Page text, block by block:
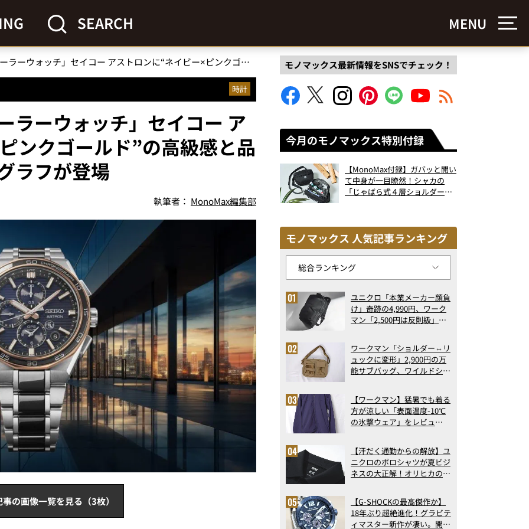
SEARCH MENU
「プレミアムなGPSソーラーウォッチ」セイコー アストロンに“ネイビー×ピンクゴールド”の高級感と品格を備えた限定クロノグラフが登場
時計
ラーウォッチ」セイコー ア
ンクゴールド”の高級感と品
ラフが登場
執筆者： MonoMax編集部
の画像一覧を見る（3枚）
モノマックス最新情報をSNSでチェック！
今月のモノマックス特別付録
【MonoMax付録】ガバッと開い
て中身が一目瞭然！シャカの
「じゃばら式４層ショルダーバ
モノマックス 人気記事ランキング
ユニクロ「本業メーカー顔負
け」奇跡の4,990円、ワーク
マン「2,500円は反則級」凄
ト3】（2026年6月版）
ワークマン「ショルダー⇔リ
ュックに変形」2,900円の万
能サブバッグ、ワイルドシン
記事ランキングベスト3】
（2026年6月版）
【ワークマン】猛暑でも着る
方が涼しい「表面温度-10℃
の氷撃ウェア」をレビュ
【汗だく通勤からの解放】ユ
ニクロのポロシャツが夏ビジ
ネスの大正解！オリヒカの透
アの実力
【G-SHOCKの最高傑作か】
18年ぶり超絶進化！グラビテ
ィマスター新作が凄い。開発